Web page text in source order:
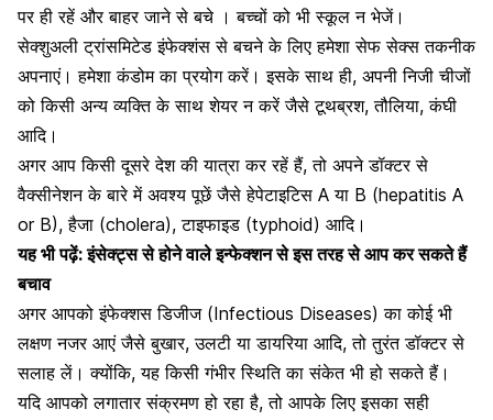
पर ही रहें और बाहर जाने से बचे । बच्चों को भी स्कूल न भेजें।
सेक्शुअली ट्रांसमिटेड इंफेक्शंस से बचने के लिए हमेशा सेफ सेक्स तकनीक
अपनाएं। हमेशा कंडोम का प्रयोग करें। इसके साथ ही, अपनी निजी चीजों
को किसी अन्य व्यक्ति के साथ शेयर न करें जैसे टूथब्रश, तौलिया, कंघी
आदि।
अगर आप किसी दूसरे देश की यात्रा कर रहें हैं, तो अपने डॉक्टर से
वैक्सीनेशन के बारे में अवश्य पूछेंजैसे हेपेटाइटिस A या B (hepatitis A
or B), हैजा (cholera), टाइफाइड (typhoid) आदि।
यह भी पढ़ें:इंसेक्ट्स से होने वाले इन्फेक्शन से इस तरह से आप कर सकते हैं
बचाव
अगर आपको इंफेक्शस डिजीज (Infectious Diseases) का कोई भी
लक्षण नजर आएं जैसे बुखार, उलटी या डायरिया आदि, तो तुरंत डॉक्टर से
सलाह लें। क्योंकि, यह किसी गंभीर स्थिति का संकेत भी हो सकते हैं।
यदि आपको लगातार संक्रमण हो रहा है, तो आपके लिए इसका सही